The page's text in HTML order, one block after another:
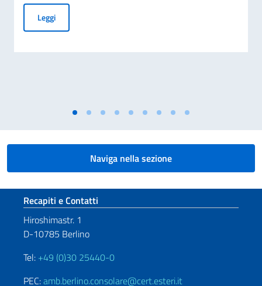
LeggiElezioni dei COMITES 2026
Naviga nella sezione
Sezione footer
Recapiti e Contatti
Hiroshimastr. 1
D-10785 Berlino
Tel: +49 (0)30 25440-0
PEC:amb.berlino.consolare@cert.esteri.it